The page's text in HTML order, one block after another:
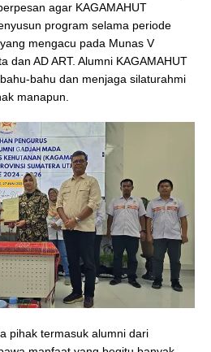
agar KAGAMAHUT
program selama periode
mengacu pada Munas V
dan AD ART. Alumni KAGAMAHUT
bahu dan menjaga silaturahmi
manapun.
pihak termasuk alumni dari